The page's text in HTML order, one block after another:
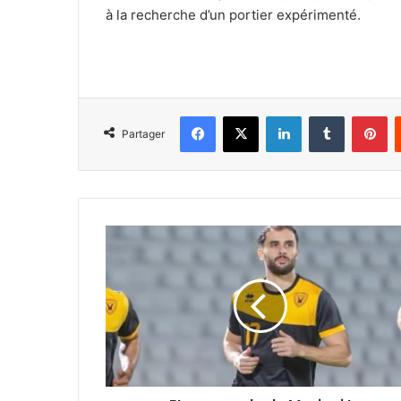
à la recherche d’un portier expérimenté.
Partager
Facebook
X LinkedinTumblr
de
Meziani !